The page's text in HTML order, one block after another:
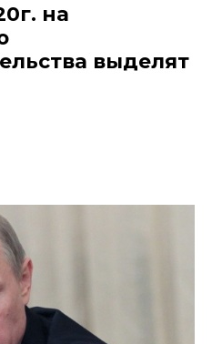
на
выделят